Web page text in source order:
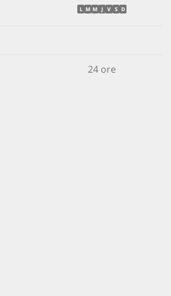
L M M J V S D
24 ore